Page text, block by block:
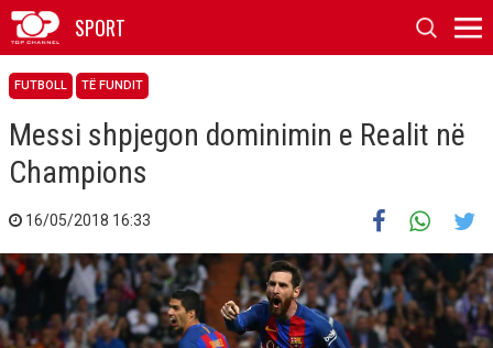
SPORT
FUTBOLL TË FUNDIT
Messi shpjegon dominimin e Realit në
Champions
16/05/2018 16:33